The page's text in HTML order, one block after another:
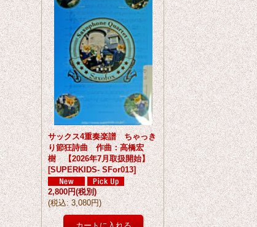
サックス4重奏楽譜 ちゃっき
り節狂詩曲 作曲：高橋宏
樹 【2026年7月取扱開始】
[SUPERKIDS- SFor013]
2,800円(税別)
(税込: 3,080円)